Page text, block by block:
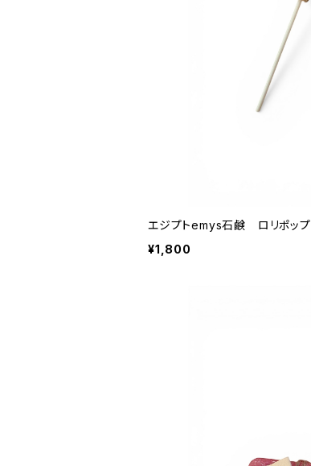
エジプトemys石鹸 ロリポップ
¥1,800